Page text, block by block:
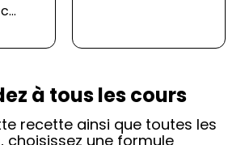
à tous les cours
recette ainsi que toutes les
choisissez une formule